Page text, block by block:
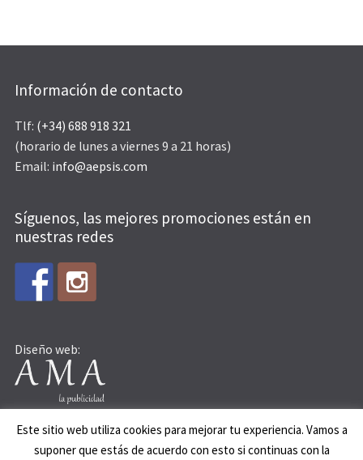
Información de contacto
Tlf: (+34) 688 918 321
(horario de lunes a viernes 9 a 21 horas)
Email: info@aepsis.com
Síguenos, las mejores promociones están en
nuestras redes
Diseño web:
Este sitio web utiliza cookies para mejorar tu experiencia. Vamos a
suponer que estás de acuerdo con esto si continuas con la